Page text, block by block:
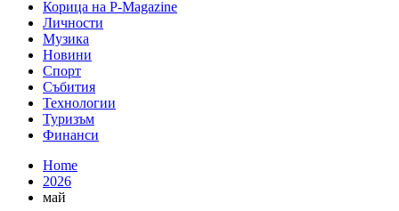
Корица на P-Magazine
Личности
Музика
Новини
Спорт
Събития
Технологии
Туризъм
Финанси
Home
2026
май